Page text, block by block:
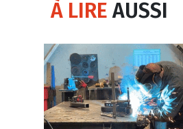
À LIREAUSSI